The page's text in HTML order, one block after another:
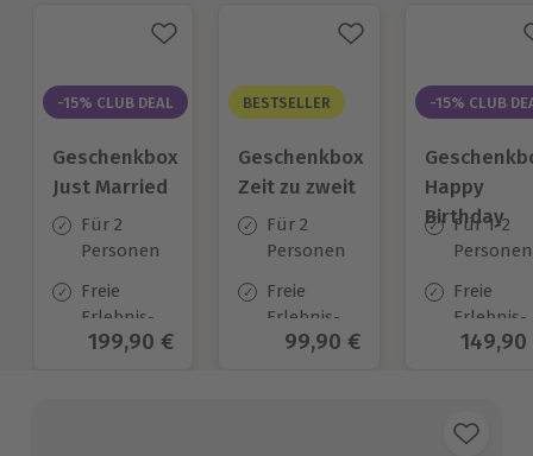
-15% CLUB DEAL
Geschenkbox
Just Married
Für 2
Personen
Freie
Erlebnis-
Auswahl
Aktueller Preis
199,90 €
BESTSELLER
Geschenkbox
Zeit zu zweit
Für 2
Personen
Freie
Erlebnis-
Auswahl
Aktueller Preis
99,90 €
-15% CLUB
Happy
Birthday
Für 1-2
Personen
Freie
Erlebnis-
Auswahl
149,90